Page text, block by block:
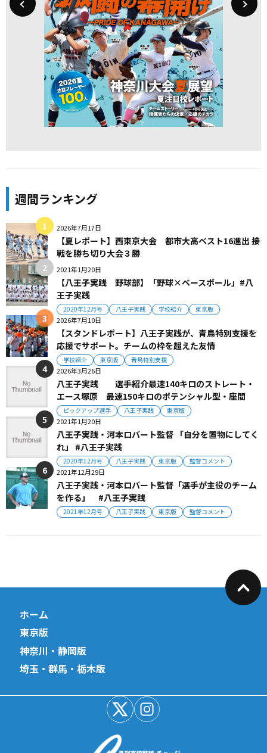
週間ランキング
2026年7月17日
【夏レポート】西東京大会 都市大高ベスト16進出 接
戦を勝ち切り大会３勝
2021年1月20日
【八王子実践 野球部】「野球×ベースボール」#八
王子実践
2020年12月号 八王子実践 学校紹介 東京版
2026年7月10日
【スタンドレポート】八王子実践が、青鳥特別支援を
応援でサポート。チームの枠を超えた友情
学校紹介 東京版 青鳥特別支援
2026年3月26日
八王子実践 選手紹介最速140キロのストレート・
エース塚原 最速150キロのポテンシャル型・座間
ピックアップ選手 八王子実践 東京版
2021年1月20日
八王子実践・河本ロバート監督 「自分を置物にしてく
れ」 #八王子実践
2020年12月号 八王子実践 東京版 監督コメント
2021年12月29日
八王子実践・河本ロバート監督「選手が主役のチーム
を作る」 #八王子実践
2021年12月号 八王子実践 東京版 監督コメント
ホーム
東京版
神奈川・静岡版
埼玉・群馬・栃木版